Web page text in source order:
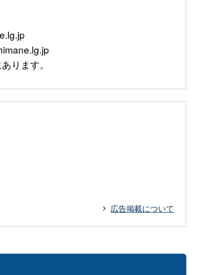
ます。
広告掲載について